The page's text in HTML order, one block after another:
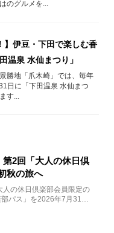
のグルメを...
】伊豆・下田で楽しむ香
温泉 水仙まつり」
勝地「爪木崎」では、毎年
日に「下田温泉 水仙まつ
す...
第2回「大人の休日倶
秋の旅へ
人の休日倶楽部会員限定の
部パス」を2026年7月31日